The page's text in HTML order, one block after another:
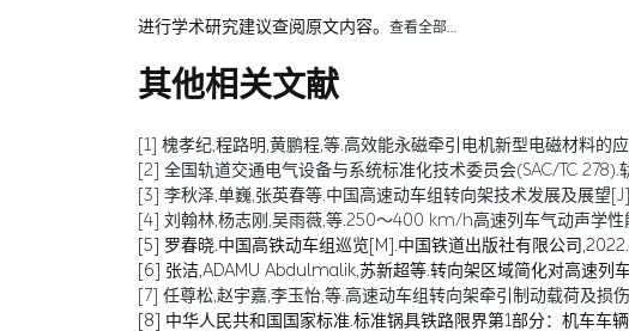
进行学术研究建议查阅原文内容。 查看全部…
其他相关文献
[1] 槐孝纪,程路明,黄鹏程,等.高效能永磁牵引电机新型电磁材料的
[2] 全国轨道交通电气设备与系统标准化技术委员会(SAC/TC
[3] 李秋泽,单巍,张英春等.中国高速动车组转向架技术发展及展望
[4] 刘翰林,杨志刚,吴雨薇,等.250～400 km/h高速列车气动声学
[5] 罗春晓.中国高铁动车组巡览[M].中国铁道出版社有限公司,2022.
[6] 张洁,ADAMU Abdulmalik,苏新超等.转向架区域简化对高速
[7] 任尊松,赵宇嘉,李玉怡,等.高速动车组转向架牵引制动载荷及损
[8] 中华人民共和国国家标准.标准锅具铁路限界第1部分：机车车